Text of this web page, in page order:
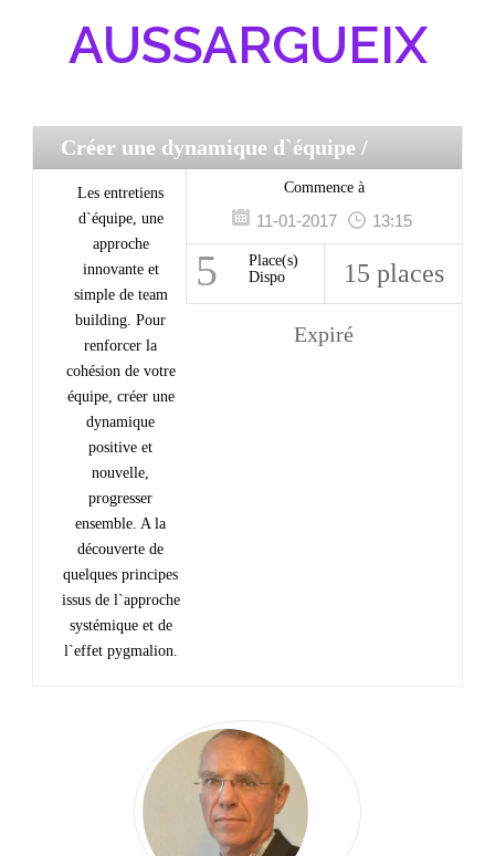
AUSSARGUEIX
Créer une dynamique d`équipe /
Management
Les entretiens
d`équipe, une
approche
innovante et
simple de team
building. Pour
renforcer la
cohésion de votre
équipe, créer une
dynamique
positive et
nouvelle,
progresser
ensemble. A la
découverte de
quelques principes
issus de l`approche
systémique et de
l`effet pygmalion.
Commence à
11-01-2017 13:15
5
Place(s)
Dispo
15 places
Expiré